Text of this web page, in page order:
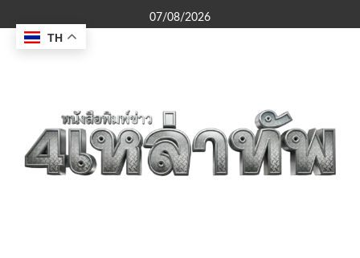
to
content
07/08/2026
TH